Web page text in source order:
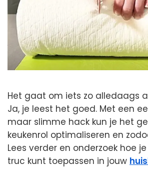
Het gaat om iets zo alledaags
Ja, je leest het goed. Met een
maar slimme hack kun je het
keukenrol optimaliseren en
Lees verder en onderzoek hoe
truc kunt toepassen in jouw